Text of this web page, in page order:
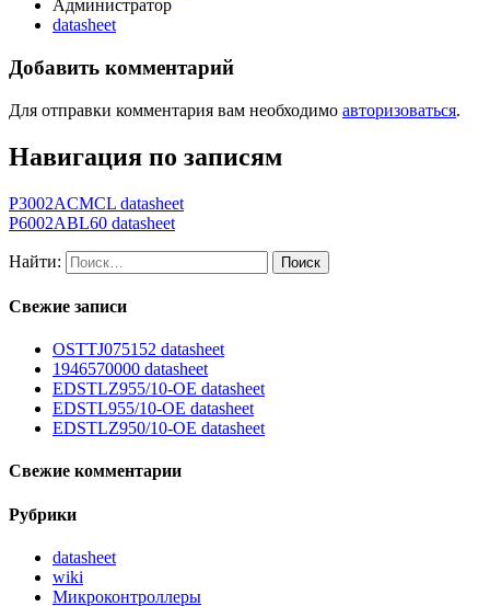
Администратор
datasheet
Добавить комментарий
Для отправки комментария вам необходимо авторизоваться.
Навигация по записям
P3002ACMCL datasheet
P6002ABL60 datasheet
Найти:
Свежие записи
OSTTJ075152 datasheet
1946570000 datasheet
EDSTLZ955/10-OE datasheet
EDSTL955/10-OE datasheet
EDSTLZ950/10-OE datasheet
Свежие комментарии
Рубрики
datasheet
wiki
Микроконтроллеры